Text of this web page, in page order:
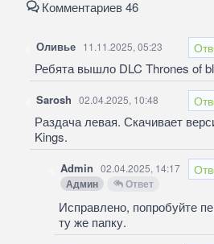
Комментариев 46
Оливье 11.11.2025, 05:23
Ребята вышло DLC Thrones of
Sarosh 02.04.2025, 10:48
Раздача левая. Скачивает
Kings.
Admin 02.04.2025, 14:17
Админ Ответ
Исправлено, попробуйте
ту же папку.